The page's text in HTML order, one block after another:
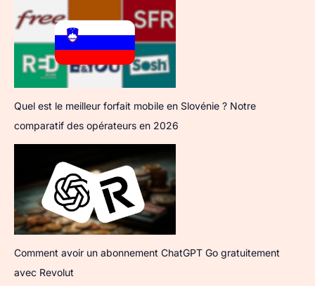
Quel est le meilleur forfait mobile en Slovénie ? Notre
comparatif des opérateurs en 2026
Comment avoir un abonnement ChatGPT Go gratuitement
avec Revolut